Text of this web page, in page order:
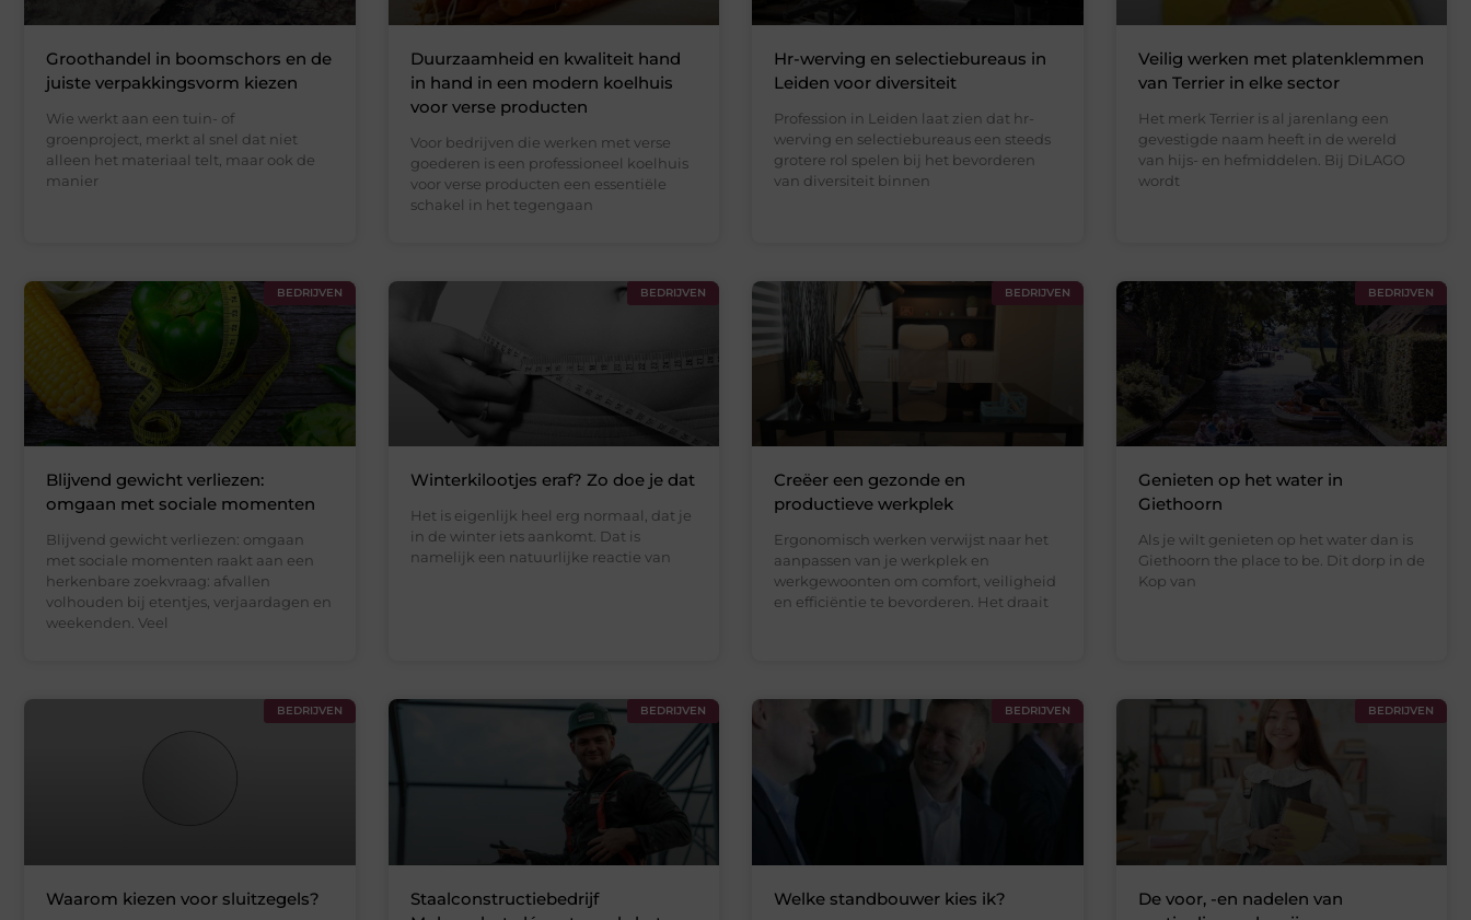
Groothandel in boomschors en de
juiste verpakkingsvorm kiezen
Wie werkt aan een tuin- of
groenproject, merkt al snel dat niet
alleen het materiaal telt, maar ook de
manier
Duurzaamheid en kwaliteit hand
in hand in een modern koelhuis
voor verse producten
Voor bedrijven die werken met verse
goederen is een professioneel koelhuis
voor verse producten een essentiële
schakel in het tegengaan
Hr-werving en selectiebureaus in
Leiden voor diversiteit
Profession in Leiden laat zien dat hr-
werving en selectiebureaus een steeds
grotere rol spelen bij het bevorderen
van diversiteit binnen
Veilig werken met platenklemmen
van Terrier in elke sector
Het merk Terrier is al jarenlang een
gevestigde naam heeft in de wereld
van hijs- en hefmiddelen. Bij DiLAGO
wordt
BEDRIJVEN
Blijvend gewicht verliezen:
omgaan met sociale momenten
Blijvend gewicht verliezen: omgaan
met sociale momenten raakt aan een
herkenbare zoekvraag: afvallen
volhouden bij etentjes, verjaardagen en
weekenden. Veel
BEDRIJVEN
Winterkilootjes eraf? Zo doe je dat
Het is eigenlijk heel erg normaal, dat je
in de winter iets aankomt. Dat is
namelijk een natuurlijke reactie van
BEDRIJVEN
Creëer een gezonde en
productieve werkplek
Ergonomisch werken verwijst naar het
aanpassen van je werkplek en
werkgewoonten om comfort, veiligheid
en efficiëntie te bevorderen. Het draait
BEDRIJVEN
Genieten op het water in
Giethoorn
Als je wilt genieten op het water dan is
Giethoorn the place to be. Dit dorp in de
Kop van
BEDRIJVEN
Waarom kiezen voor sluitzegels?
BEDRIJVEN
Staalconstructiebedrijf
BEDRIJVEN
Welke standbouwer kies ik?
BEDRIJVEN
De voor, -en nadelen van